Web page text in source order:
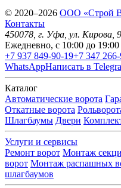
© 2020–2026 OOO «Строй
Контакты
450078 , г. Уфа ул. Кирова,
Ежедневно, с 10:00 до 19:00
+7 937 849-90-19+7 347
WhatsAppНаписать в
Каталог
Автоматические ворота
Откатные ворота
Шлагбаумы Двери
Услуги и сервисы
Ремонт ворот Монтаж
ворот Монтаж распашных
шлагбаумов